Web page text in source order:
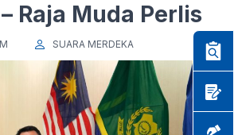
Raja Muda Perlis
SUARA MERDEKA